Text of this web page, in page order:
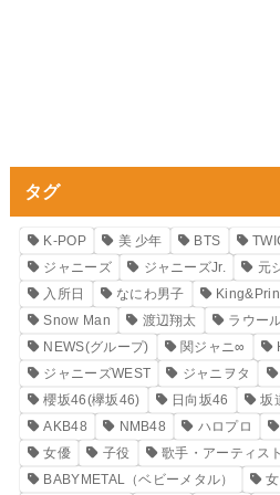
タグ
K-POP 美 少年 BTS
ジャニーズ
ジャニーズJr.
元
入所日
なにわ男子
Snow Man
渡辺翔太 ラウー
NEWS(グループ)
関ジャニ∞
ジャニーズWEST
ジャニヲタ
櫻坂46(欅坂46)
日向坂46 坂
AKB48
NMB48 ハロプロ
女優
子役
歌手・アーティスト
BABYMETAL（ベビーメタル）